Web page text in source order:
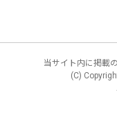
当サイト内に掲載
(C)